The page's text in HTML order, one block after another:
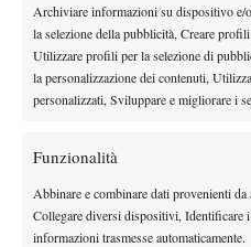
Archiviare informazioni su dispositivo e/
la selezione della pubblicità, Creare
Utilizzare profili per la selezione di
la personalizzazione dei contenuti,
personalizzati, Sviluppare e migliorare i
Funzionalità
Abbinare e combinare dati provenienti
Collegare diversi dispositivi, Identificare
informazioni trasmesse automaticamente.
non sembrano destinati a un
molto di più. La stagione è
delle meraviglie verso Milano,